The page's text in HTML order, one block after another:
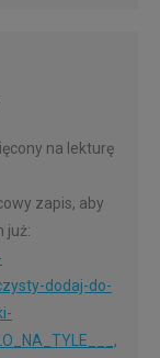
na lekturę
zapis, aby
już:
dodaj-do-